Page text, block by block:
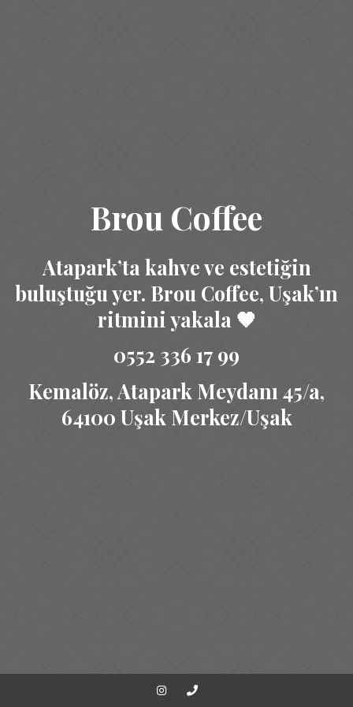
Brou Coffee
Atapark’ta kahve ve estetiğin
buluştuğu yer. Brou Coffee, Uşak’ın
ritmini yakala 🤎
0552 336 17 99
Kemalöz, Atapark Meydanı 45/a,
64100 Uşak Merkez/Uşak